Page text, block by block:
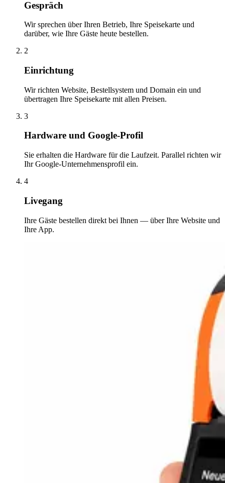
Gespräch
Wir sprechen über Ihren Betrieb, Ihre Speisekarte und
darüber, wie Ihre Gäste heute bestellen.
2
Einrichtung
Wir richten Website, Bestellsystem und Domain ein und
übertragen Ihre Speisekarte mit allen Preisen.
3
Hardware und Google-Profil
Sie erhalten die Hardware für die Laufzeit. Parallel richten wir
Ihr Google-Unternehmensprofil ein.
4
Livegang
Ihre Gäste bestellen direkt bei Ihnen — über Ihre Website und
Ihre App.